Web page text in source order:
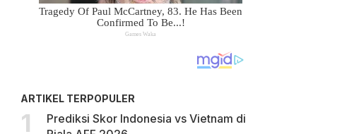
ARTIKEL TERPOPULER
Prediksi Skor Indonesia vs Vietnam di